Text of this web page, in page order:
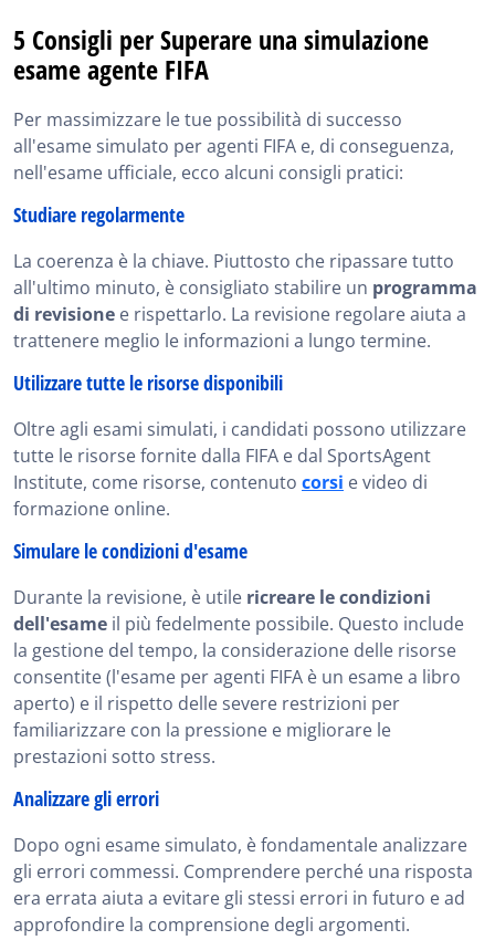
5 Consigli per Superare una simulazione
esame agente FIFA
Per massimizzare le tue possibilità di successo
all'esame simulato per agenti FIFA e, di conseguenza,
nell'esame ufficiale, ecco alcuni consigli pratici:
Studiare regolarmente
La coerenza è la chiave. Piuttosto che ripassare tutto
all'ultimo minuto, è consigliato stabilire un programma
di revisione e rispettarlo. La revisione regolare aiuta a
trattenere meglio le informazioni a lungo termine.
Utilizzare tutte le risorse disponibili
Oltre agli esami simulati, i candidati possono utilizzare
tutte le risorse fornite dalla FIFA e dal SportsAgent
Institute, come risorse, contenuto corsi e video di
formazione online.
Simulare le condizioni d'esame
Durante la revisione, è utile ricreare le condizioni
dell'esame il più fedelmente possibile. Questo include
la gestione del tempo, la considerazione delle risorse
consentite (l'esame per agenti FIFA è un esame a libro
aperto) e il rispetto delle severe restrizioni per
familiarizzare con la pressione e migliorare le
prestazioni sotto stress.
Analizzare gli errori
Dopo ogni esame simulato, è fondamentale analizzare
gli errori commessi. Comprendere perché una risposta
era errata aiuta a evitare gli stessi errori in futuro e ad
approfondire la comprensione degli argomenti.